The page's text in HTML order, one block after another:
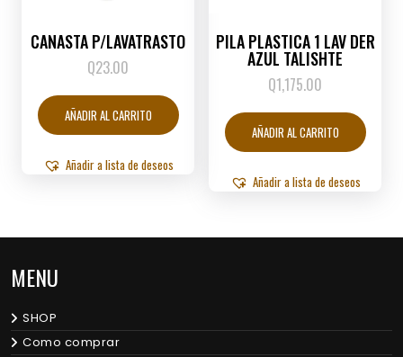
CANASTA P/LAVATRASTO
Q23.00
AÑADIR AL CARRITO
Añadir a lista de deseos
PILA PLASTICA 1 LAV DER
AZUL TALISHTE
Q1,175.00
AÑADIR AL CARRITO
Añadir a lista de deseos
MENU
SHOP
Como comprar